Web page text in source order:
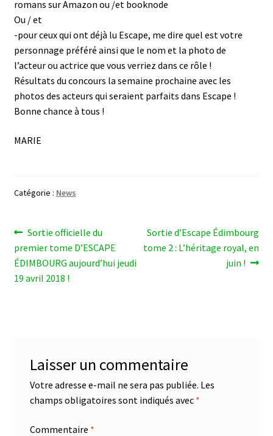
Lieux
Musiques
Dédicaces
Interaction / forum
Fan art
romans sur Amazon ou /et booknode
Ou / et
-pour ceux qui ont déjà lu Escape, me dire quel est votre
personnage préféré ainsi que le nom et la photo de
l’acteur ou actrice que vous verriez dans ce rôle !
Résultats du concours la semaine prochaine avec les
photos des acteurs qui seraient parfaits dans Escape !
Bonne chance à tous !
MARIE
Catégorie : News
Navigation
de
l’article
Article
précédent :
Sortie officielle du
premier tome D’ESCAPE
ÉDIMBOURG aujourd’hui jeudi
19 avril 2018 !
Article
suivant :
Sortie d’Escape Édimbourg
tome 2 : L’héritage royal, en
juin !
Laisser un commentaire
Votre adresse e-mail ne sera pas publiée. Les
champs obligatoires sont indiqués avec *
Commentaire *